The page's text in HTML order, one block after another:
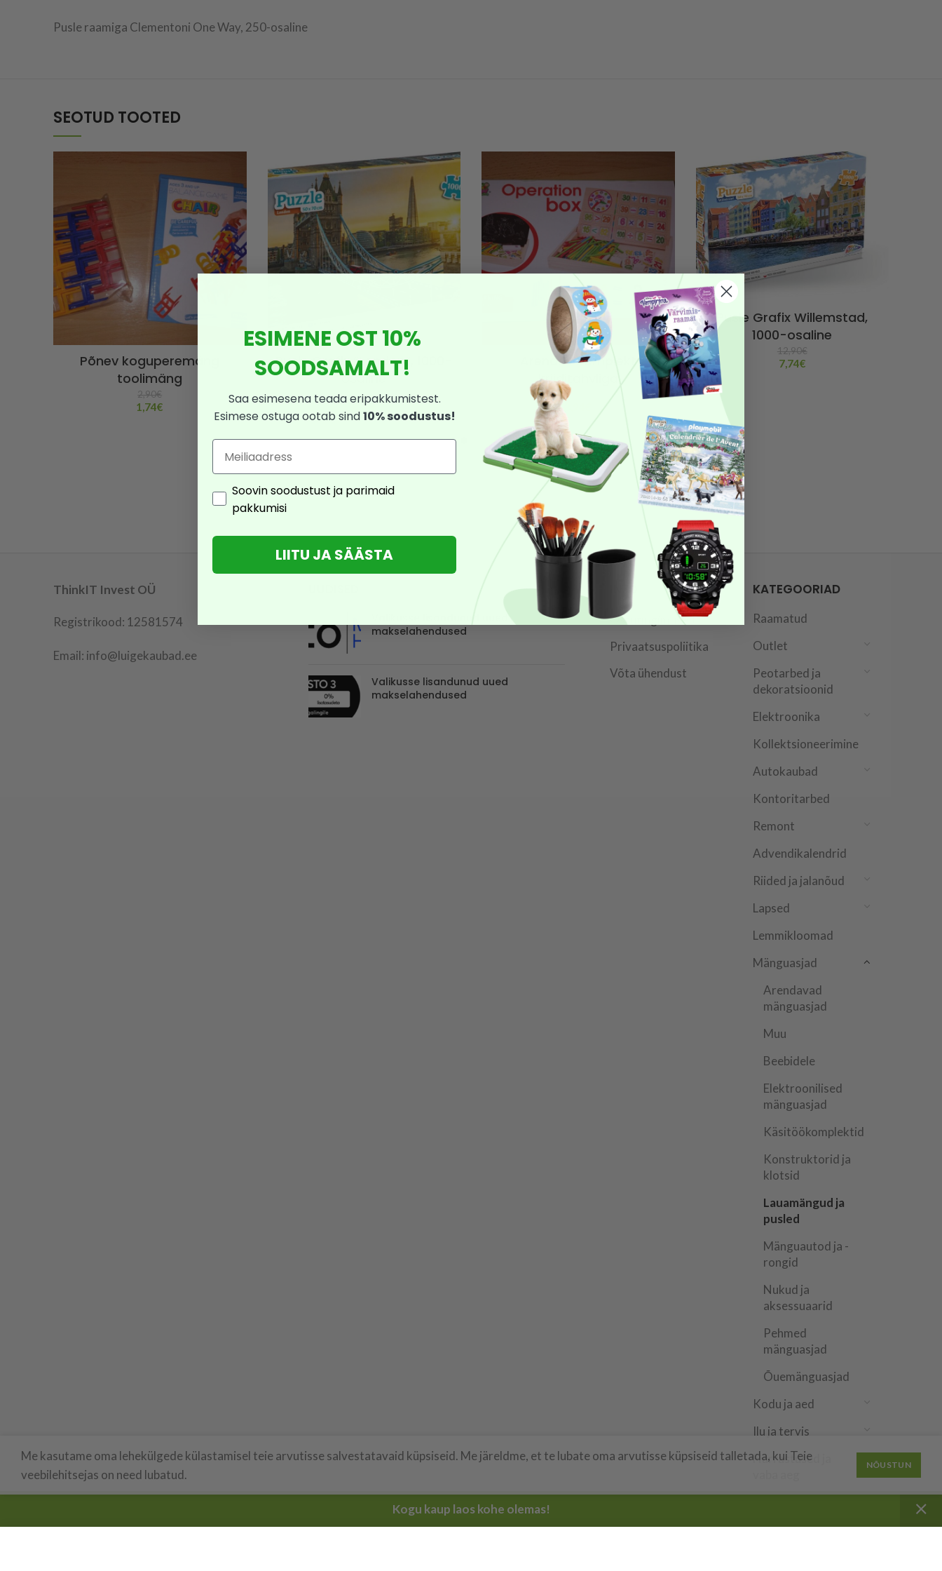
Kogu kaup laos kohe olemas!
Pusle raamiga Clementoni One Way, 250-osaline
SEOTUD TOOTED
Põnev koguperemäng
toolimäng
2,90€
1,74€
Pusle Grafix “London”, 1000-
osaline
12,90€
7,74 €
Arendav komplekt
kriiditahvliga
14,90
Pusle Grafix Willemstad,
1000-osaline
12,90€
7,74€
ThinkIT Invest OÜ
Registrikood: 12581574
Email: info@luigekaubad.ee
makselahendused
Valikusse lisandunud uued
makselahendused
INFO
Ostutingimused
Privaatsuspoliitika
Võta ühendust
KATEGOORIAD
Raamatud
Outlet
Peotarbed ja
dekoratsioonid
Elektroonika
Kollektsioneerimine
Autokaubad
Kontoritarbed
Remont
Advendikalendrid
Riided ja jalanõud
Lapsed
Lemmikloomad
Mänguasjad
Arendavad
mänguasjad
Muu
Beebidele
Elektroonilised
mänguasjad
Käsitöökomplektid
Konstruktorid ja
klotsid
Lauamängud ja
pusled
Mänguautod ja -
rongid
Nukud ja
aksessuaarid
Pehmed
mänguasjad
Õuemänguasjad
Kodu ja aed
Ilu ja tervis
Harrastused ja
Me kasutame oma lehekülgede külastamisel teie arvutisse salvestatavaid küpsiseid. Me järeldme, et te lubate oma arvutisse küpsiseid talletada, kui Teie
veebilehitsejas on need lubatud.
NÕUSTUN
ESIMENE OST 10%
SOODSAMALT!
Saa esimesena teada eripakkumistest.
Esimese ostuga ootab sind10% soodustus!
Email
Consent
Soovin soodustust ja parimaid
pakkumisi
LIITU JA SÄÄSTA